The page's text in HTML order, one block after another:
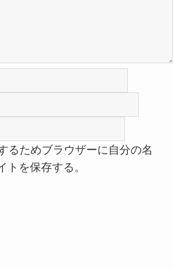
るためブラウザーに自分の名
を保存する。